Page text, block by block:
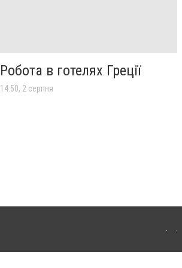
Робота в готелях Греції
14:50, 2 серпня